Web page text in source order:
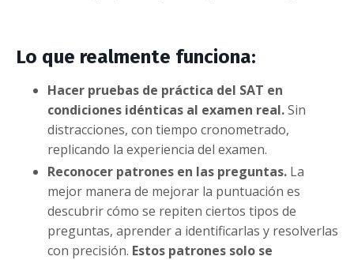
Lo que realmente funciona:
Hacer pruebas de práctica del SAT en
condiciones idénticas al examen real.Sin
distracciones, con tiempo cronometrado,
replicando la experiencia del examen.
Reconocer patrones en las preguntas. La
mejor manera de mejorar la puntuación es
descubrir cómo se repiten ciertos tipos de
preguntas, aprender a identificarlas y resolverlas
con precisión. Estos patrones solo se